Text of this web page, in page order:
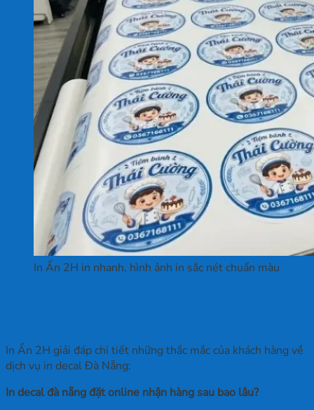
In Ấn 2H in nhanh, hình ảnh in sắc nét chuẩn màu
In Ấn 2H giải đáp chi tiết những thắc mắc của khách hàng về
dịch vụ in decal Đà Nẵng:
In decal đà nẵng đặt online nhận hàng sau bao lâu?